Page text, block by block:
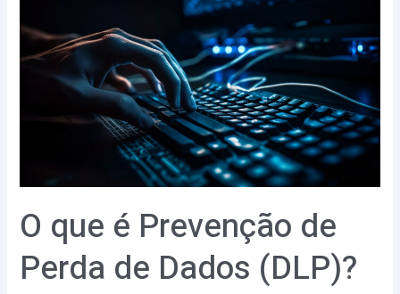
O que é Prevenção de
Perda de Dados (DLP)?
Prevenção
(DLP)?